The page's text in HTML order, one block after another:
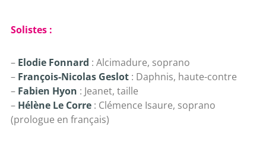
Solistes :
– Elodie Fonnard : Alcimadure, soprano
– François-Nicolas Geslot : Daphnis, haute-contre
– Fabien Hyon : Jeanet, taille
– Hélène Le Corre : Clémence Isaure, soprano
(prologue en français)